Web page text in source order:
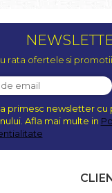
rata ofertele si
primesc newsletter cu
Afla mai multe in